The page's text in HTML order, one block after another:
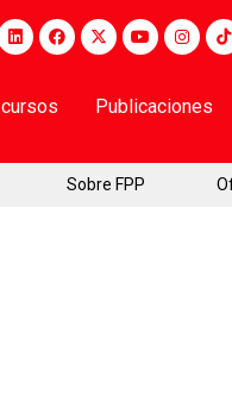
Publicaciones
Sobre FPP